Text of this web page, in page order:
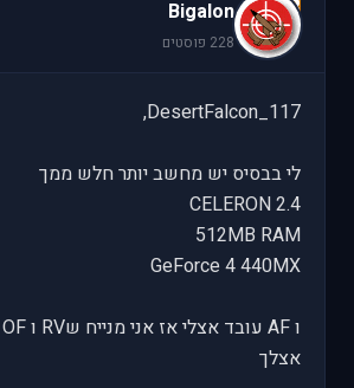
B
Bigalon
228 פוסטים
DesertFalcon_117,
לי בבסיס יש מחשב יותר חלש ממך
2.4 CELERON
512MB RAM
GeForce 4 440MX
ו AF עובד אצלי אז אני מנייח שRV ו OF יעבדו לך
אצלך